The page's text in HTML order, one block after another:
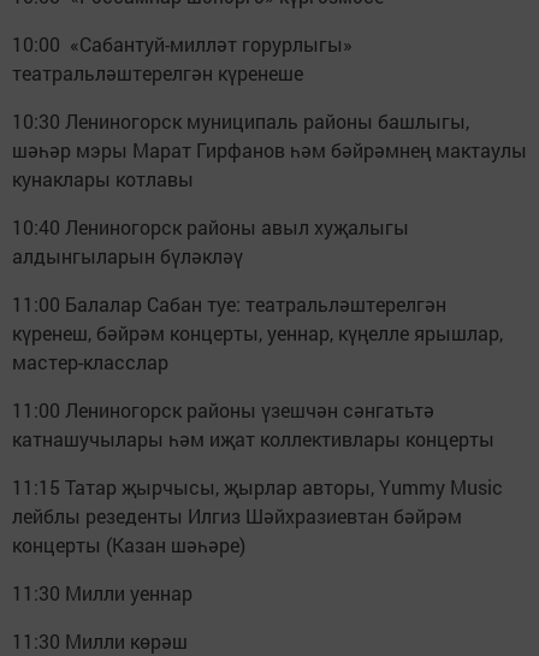
10:00 «Сабантуй-милләт горурлыгы»
театральләштерелгән күренеше
10:30 Лениногорск муниципаль районы башлыгы,
шәһәр мэры Марат Гирфанов һәм бәйрәмнең мактаулы
кунаклары котлавы
10:40 Лениногорск районы авыл хуҗалыгы
алдынгыларын бүләкләү
11:00 Балалар Сабан туе: театральләштерелгән
күренеш, бәйрәм концерты, уеннар, күңелле ярышлар,
мастер-класслар
11:00 Лениногорск районы үзешчән сәнгатьтә
катнашучылары һәм иҗат коллективлары концерты
11:15 Татар җырчысы, җырлар авторы, Yummy Music
лейблы резеденты Илгиз Шәйхразиевтан бәйрәм
концерты (Казан шәһәре)
11:30 Милли уеннар
11:30 Милли көрәш